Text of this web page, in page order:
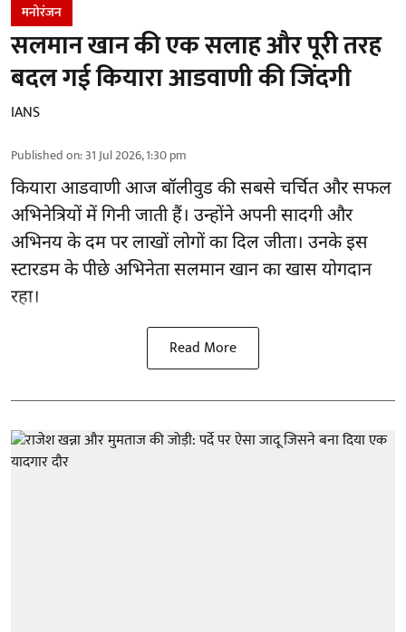
मनोरंजन
सलमान खान की एक सलाह और पूरी तरह
बदल गई कियारा आडवाणी की जिंदगी
IANS
Published on:31 Jul 2026, 1:30 pm
कियारा आडवाणी आज बॉलीवुड की सबसे चर्चित और सफल
अभिनेत्रियों में गिनी जाती हैं। उन्होंने अपनी सादगी और
अभिनय के दम पर लाखों लोगों का दिल जीता। उनके इस
स्टारडम के पीछे अभिनेता सलमान खान का खास योगदान
रहा।
Read More